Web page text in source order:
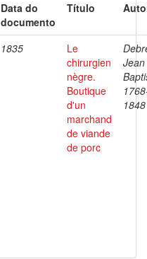
Data do
documento
Título
1835
Le
chirurgien
nègre.
Boutique
d'un
marchand
de viande
de porc
Jean
1848